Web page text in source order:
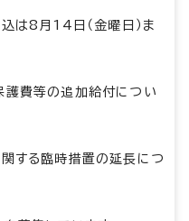
は8月14日（金曜日）ま
護費等の追加給付につい
する臨時措置の延長につ